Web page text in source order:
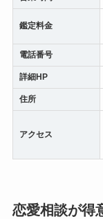
鑑定料金
電話番号
詳細HP
住所
アクセス
恋愛相談が得